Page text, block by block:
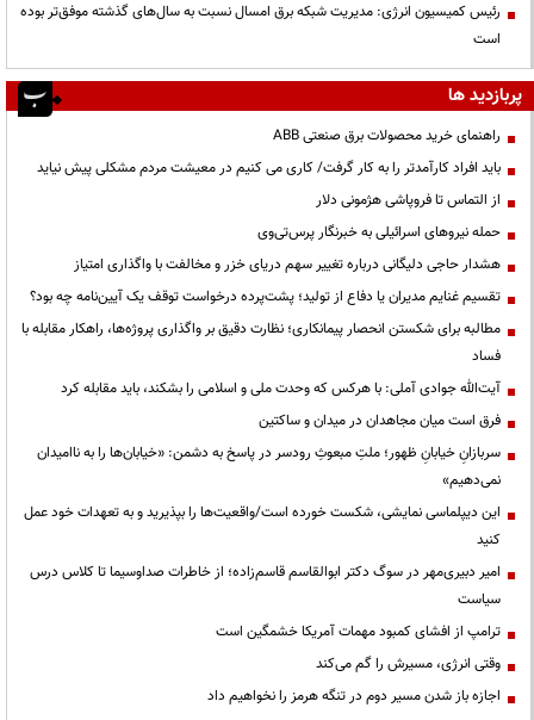
رئیس کمیسیون انرژی: مدیریت شبکه برق امسال نسبت به سال‌های گذشته موفق‌تر بوده
است
پربازدید ها
راهنمای خرید محصولات برق صنعتی ABB
باید افراد کارآمدتر را به کار گرفت/ کاری می کنیم در معیشت مردم مشکلی پیش نیاید
از التماس تا فروپاشی هژمونی دلار
حمله نیروهای اسرائیلی به خبرنگار پرس‌تی‌وی
هشدار حاجی دلیگانی درباره تغییر سهم دریای خزر و مخالفت با واگذاری امتیاز
تقسیم غنایم مدیران یا دفاع از تولید؛ پشت‌پرده درخواست توقف یک آیین‌نامه چه بود؟
مطالبه برای شکستن انحصار پیمانکاری؛ نظارت دقیق بر واگذاری پروژه‌ها، راهکار مقابله با
فساد
آیت‌الله جوادی آملی: با هرکس که وحدت ملی و اسلامی را بشکند، باید مقابله کرد
فرق است میان مجاهدان در میدان و ساکتین
سربازانِ خیابانِ ظهور؛ ملتِ مبعوثِ رودسر در پاسخ به دشمن: «خیابان‌ها را به ناامیدان
نمی‌دهیم»
این دیپلماسی نمایشی، شکست خورده است/واقعیت‌ها را بپذیرید و به تعهدات خود عمل
کنید
امیر دبیری‌مهر در سوگ دکتر ابوالقاسم قاسم‌زاده؛ از خاطرات صداوسیما تا کلاس درس
سیاست
ترامپ از افشای کمبود مهمات آمریکا خشمگین است
وقتی انرژی، مسیرش را گم می‌کند
اجازه باز شدن مسیر دوم در تنگه هرمز را نخواهیم داد